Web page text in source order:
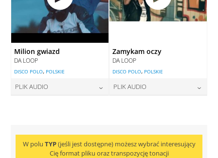
Milion gwiazd
DA LOOP
DISCO POLO, POLSKIE
PLIK AUDIO
Zamykam oczy
DA LOOP
DISCO POLO, POLSKIE
PLIK AUDIO
W polu TYP(jeśli jest dostępne) możesz wybrać interesujący
Cię format pliku oraz transpozycję tonacji